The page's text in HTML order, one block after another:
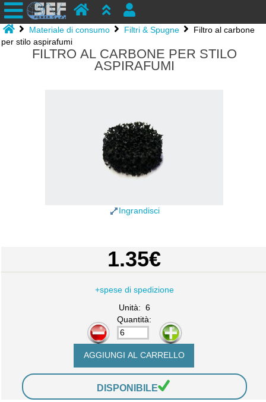
Materiale di consumo Filtri & Spugne
Filtro al carbone
per stilo aspirafumi
FILTRO AL CARBONE PER STILO
ASPIRAFUMI
Ingrandisci
1.35€
+spese di spedizione
Unità: 6
Quantità:
-
+
DISPONIBILE